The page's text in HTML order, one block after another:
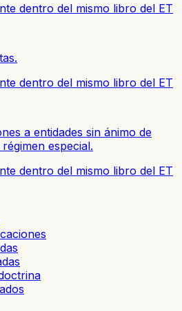
dentro del mismo libro del ET
dentro del mismo libro del ET
a entidades sin ánimo de
especial.
dentro del mismo libro del ET